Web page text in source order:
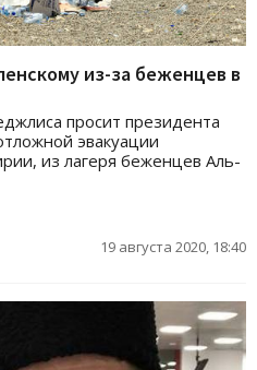
из-за беженцев в
просит президента
эвакуации
из лагеря беженцев Аль-
19 августа 2020, 18:40